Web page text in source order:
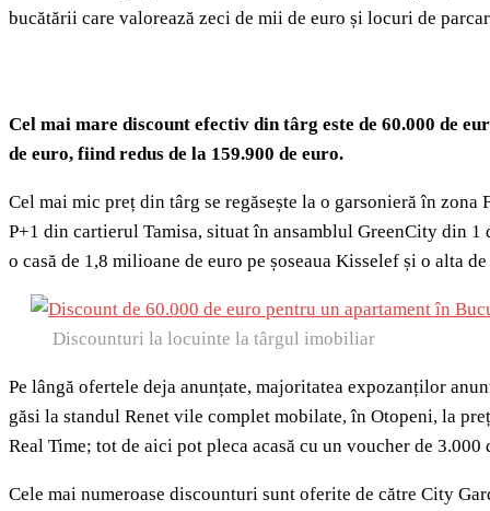
bucătării care valorează zeci de mii de euro și locuri de
Cel mai mare discount efectiv din târg este de 60.000 de
de euro, fiind redus de la 159.900 de euro.
Cel mai mic preț din târg se regăsește la o garsonieră în
P+1 din cartierul Tamisa, situat în ansamblul GreenCity din
o casă de 1,8 milioane de euro pe șoseaua Kisselef și o alta
Discounturi la locuinte la târgul imobiliar
Pe lângă ofertele deja anunțate, majoritatea expozanților
găsi la standul Renet vile complet mobilate, în Otopeni, la
Real Time; tot de aici pot pleca acasă cu un voucher de 3.000
Cele mai numeroase discounturi sunt oferite de către City